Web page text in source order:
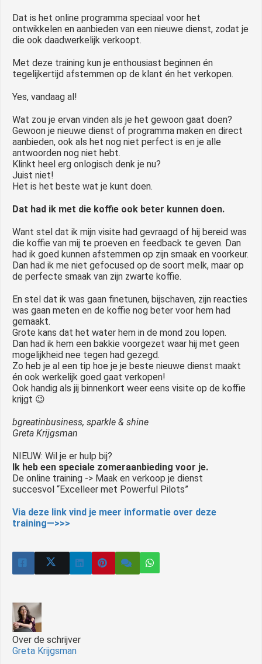
Dat is het online programma speciaal voor het
ontwikkelen en aanbieden van een nieuwe dienst, zodat je
die ook daadwerkelijk verkoopt.
Met deze training kun je enthousiast beginnen én
tegelijkertijd afstemmen op de klant én het verkopen.
Yes, vandaag al!
Wat zou je ervan vinden als je het gewoon gaat doen?
Gewoon je nieuwe dienst of programma maken en direct
aanbieden, ook als het nog niet perfect is en je alle
antwoorden nog niet hebt.
Klinkt heel erg onlogisch denk je nu?
Juist niet!
Het is het beste wat je kunt doen.
Dat had ik met die koffie ook beter kunnen doen.
Want stel dat ik mijn visite had gevraagd of hij bereid was
die koffie van mij te proeven en feedback te geven. Dan
had ik goed kunnen afstemmen op zijn smaak en voorkeur.
Dan had ik me niet gefocused op de soort melk, maar op
de perfecte smaak van zijn zwarte koffie.
En stel dat ik was gaan finetunen, bijschaven, zijn reacties
was gaan meten en de koffie nog beter voor hem had
gemaakt.
Grote kans dat het water hem in de mond zou lopen.
Dan had ik hem een bakkie voorgezet waar hij met geen
mogelijkheid nee tegen had gezegd.
Zo heb je al een tip hoe je je beste nieuwe dienst maakt
én ook werkelijk goed gaat verkopen!
Ook handig als jij binnenkort weer eens visite op de koffie
krijgt 😉
bgreatinbusiness, sparkle & shine
Greta Krijgsman
NIEUW: Wil je er hulp bij?
Ik heb een speciale zomeraanbieding voor je.
De online training -> Maak en verkoop je dienst
succesvol “Excelleer met Powerful Pilots”
Via deze link vind je meer informatie over deze
training—>>>
Over de schrijver
Greta Krijgsman